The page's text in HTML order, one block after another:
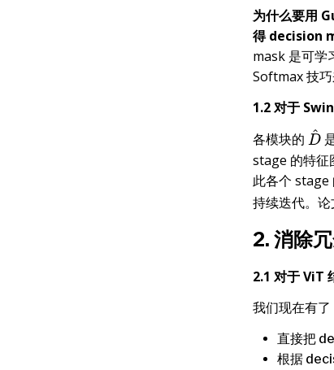
为什么要用
得 decision
mask 是可学
Softmax 技巧
1.2 对于
各模块的 D^
stage 的特征
此各个 stage
持续迭代。
2. 消除
2.1 对于 ViT
我们现在有
直接把
根据